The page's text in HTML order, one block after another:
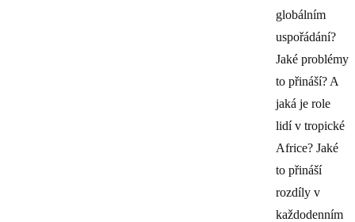
globálním
uspořádání?
Jaké problémy
to přináší? A
jaká je role
lidí v tropické
Africe? Jaké
to přináší
rozdíly v
každodenním